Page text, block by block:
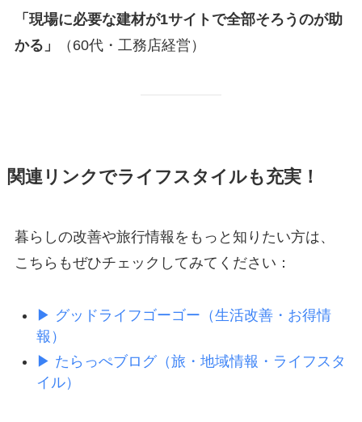
「現場に必要な建材が1サイトで全部そろうのが助
かる」
（60代・工務店経営）
関連リンクでライフスタイルも充実！
暮らしの改善や旅行情報をもっと知りたい方は、
こちらもぜひチェックしてみてください：
▶ グッドライフゴーゴー（生活改善・お得情
報）
▶ たらっぺブログ（旅・地域情報・ライフスタ
イル）